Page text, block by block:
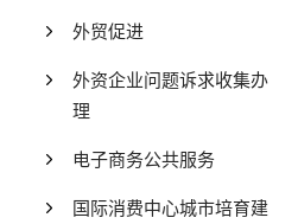
外贸促进
外资企业问题诉求收集办
理
电子商务公共服务
国际消费中心城市培育建